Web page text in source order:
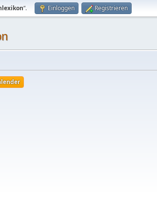
“. Einloggen Registrieren